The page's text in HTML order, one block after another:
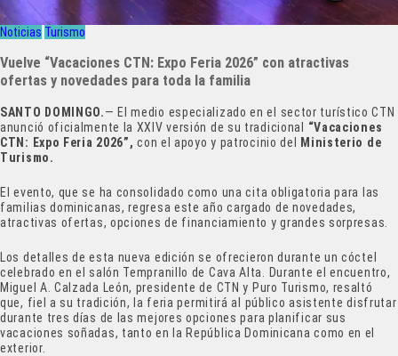
Noticias Turismo
Vuelve “Vacaciones CTN: Expo Feria 2026” con atractivas
ofertas y novedades para toda la familia
SANTO DOMINGO.— El medio especializado en el sector turístico CTN
anunció oficialmente la XXIV versión de su tradicional “Vacaciones
CTN: Expo Feria 2026”,con el apoyo y patrocinio del
Ministerio de
Turismo.
El evento, que se ha consolidado como una cita obligatoria para las
familias dominicanas, regresa este año cargado de novedades,
atractivas ofertas, opciones de financiamiento y grandes sorpresas.
Los detalles de esta nueva edición se ofrecieron durante un cóctel
celebrado en el salón Tempranillo de Cava Alta. Durante el encuentro,
Miguel A. Calzada León, presidente de CTN y Puro Turismo, resaltó
que, fiel a su tradición, la feria permitirá al público asistente disfrutar
durante tres días de las mejores opciones para planificar sus
vacaciones soñadas, tanto en la República Dominicana como en el
exterior.